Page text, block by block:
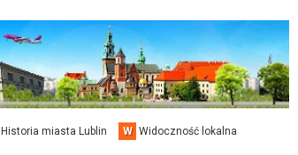
Historia miasta Lublin W Widoczność lokalna